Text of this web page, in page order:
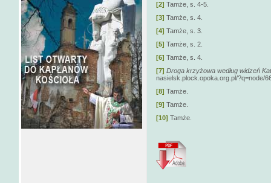
[2] Tamże, s. 4-5.
[3] Tamże, s. 4.
[4] Tamże, s. 3.
[5] Tamże, s. 2.
[6] Tamże, s. 4.
[7] Droga krzyżowa według widzeń
nasielsk.plock.opoka.org.pl/?q=node/
[8] Tamże.
[9] Tamże.
[10] Tamże.